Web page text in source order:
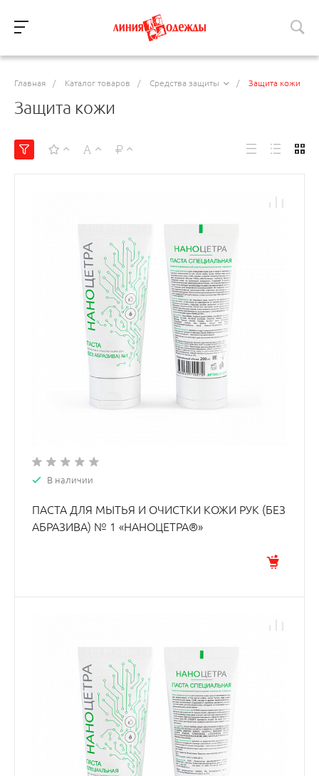
Главная / Каталог товаров / Средства защиты / Защита кожи
Защита кожи
В наличии
ПАСТА ДЛЯ МЫТЬЯ И ОЧИСТКИ КОЖИ РУК (БЕЗ
АБРАЗИВА) № 1 «НАНОЦЕТРА®»